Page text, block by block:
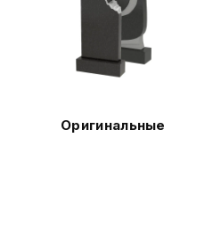
Оригинальные